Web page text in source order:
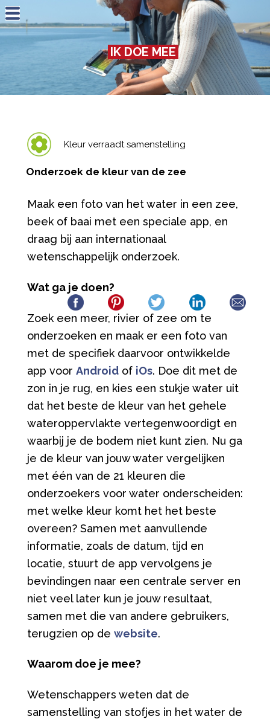
Jump to navigation
IK DOE MEE
Kleur verraadt samenstelling
Onderzoek de kleur van de zee
Maak een foto van het water in een zee,
beek of baai met een speciale app, en
draag bij aan internationaal
wetenschappelijk onderzoek.
Wat ga je doen?
Zoek een meer, rivier of zee om te
onderzoeken en maak er een foto van
met de specifiek daarvoor ontwikkelde
app voor Androidof iOs. Doe dit met de
zon in je rug, en kies een stukje water uit
dat het beste de kleur van het gehele
wateroppervlakte vertegenwoordigt en
waarbij je de bodem niet kunt zien. Nu ga
je de kleur van jouw water vergelijken
met één van de 21 kleuren die
onderzoekers voor water onderscheiden:
met welke kleur komt het het beste
overeen? Samen met aanvullende
informatie, zoals de datum, tijd en
locatie, stuurt de app vervolgens je
bevindingen naar een centrale server en
niet veel later kun je jouw resultaat,
samen met die van andere gebruikers,
terugzien op de website.
Waarom doe je mee?
Wetenschappers weten dat de
samenstelling van stofjes in het water de